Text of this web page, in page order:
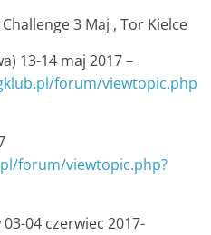
3 Maj , Tor Kielce
13-14 maj 2017 –
forum/viewtopic.php
forum/viewtopic.php?
04 czerwiec 2017-